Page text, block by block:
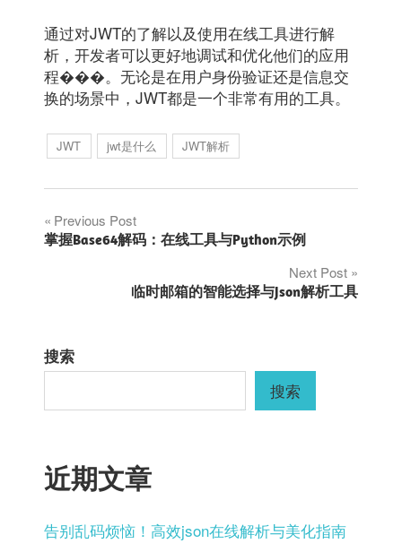
通过对JWT的了解以及使用在线工具进行解
析，开发者可以更好地调试和优化他们的应用
程���。无论是在用户身份验证还是信息交
换的场景中，JWT都是一个非常有用的工具。
JWT jwt是什么 JWT解析
文
航
Previous Post
掌握Base64解码：在线工具与Python示例
Next Post
临时邮箱的智能选择与Json解析工具
搜索
搜索
近期文章
告别乱码烦恼！高效json在线解析与美化指南